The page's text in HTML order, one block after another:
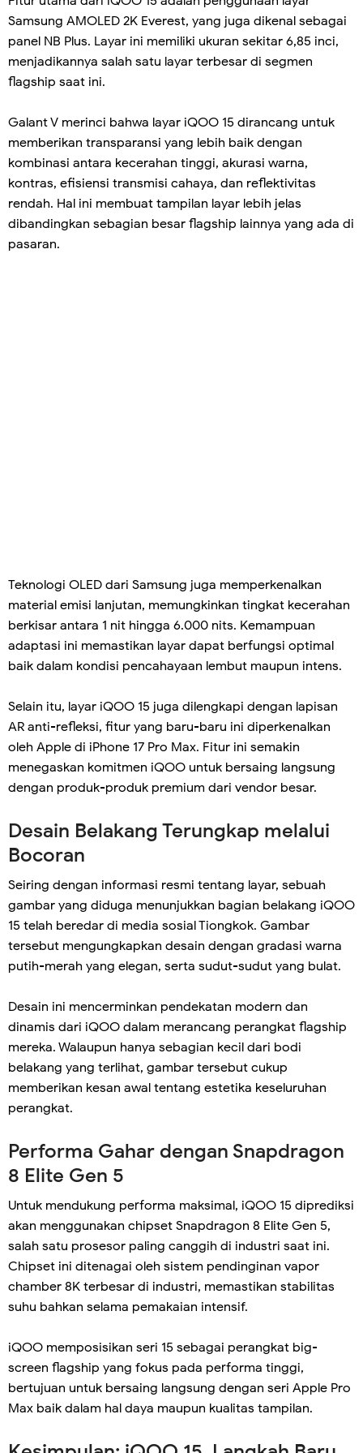
Samsung AMOLED 2K Everest, yang juga dikenal sebagai
panel NB Plus. Layar ini memiliki ukuran sekitar 6,85 inci,
menjadikannya salah satu layar terbesar di segmen
flagship saat ini.
Galant V merinci bahwa layar iQOO 15 dirancang untuk
memberikan transparansi yang lebih baik dengan
kombinasi antara kecerahan tinggi, akurasi warna,
kontras, efisiensi transmisi cahaya, dan reflektivitas
rendah. Hal ini membuat tampilan layar lebih jelas
dibandingkan sebagian besar flagship lainnya yang ada di
pasaran.
Teknologi OLED dari Samsung juga memperkenalkan
material emisi lanjutan, memungkinkan tingkat kecerahan
berkisar antara 1 nit hingga 6.000 nits. Kemampuan
adaptasi ini memastikan layar dapat berfungsi optimal
baik dalam kondisi pencahayaan lembut maupun intens.
Selain itu, layar iQOO 15 juga dilengkapi dengan lapisan
AR anti-refleksi, fitur yang baru-baru ini diperkenalkan
oleh Apple di iPhone 17 Pro Max. Fitur ini semakin
menegaskan komitmen iQOO untuk bersaing langsung
dengan produk-produk premium dari vendor besar.
Desain Belakang Terungkap melalui
Bocoran
Seiring dengan informasi resmi tentang layar, sebuah
gambar yang diduga menunjukkan bagian belakang iQOO
15 telah beredar di media sosial Tiongkok. Gambar
tersebut mengungkapkan desain dengan gradasi warna
putih-merah yang elegan, serta sudut-sudut yang bulat.
Desain ini mencerminkan pendekatan modern dan
dinamis dari iQOO dalam merancang perangkat flagship
mereka. Walaupun hanya sebagian kecil dari bodi
belakang yang terlihat, gambar tersebut cukup
memberikan kesan awal tentang estetika keseluruhan
perangkat.
Performa Gahar dengan Snapdragon
8 Elite Gen 5
Untuk mendukung performa maksimal, iQOO 15 diprediksi
akan menggunakan chipset Snapdragon 8 Elite Gen 5,
salah satu prosesor paling canggih di industri saat ini.
Chipset ini ditenagai oleh sistem pendinginan vapor
chamber 8K terbesar di industri, memastikan stabilitas
suhu bahkan selama pemakaian intensif.
iQOO memposisikan seri 15 sebagai perangkat big-
screen flagship yang fokus pada performa tinggi,
bertujuan untuk bersaing langsung dengan seri Apple Pro
Max baik dalam hal daya maupun kualitas tampilan.